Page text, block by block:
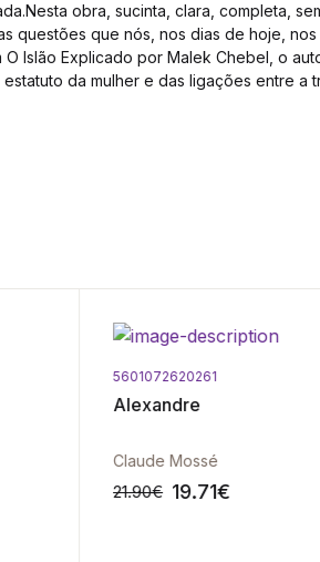
obra, sucinta, clara, completa,
questões que nós, nos dias de hoje,
Islão Explicado por Malek Chebel, o
da mulher e das ligações entre a
5601072620261
Alexandre
Claude Mossé
21.90€ 19.71€